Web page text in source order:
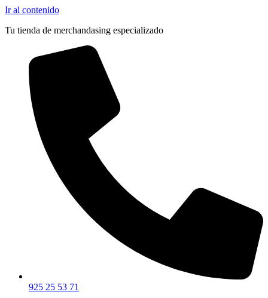
Ir al contenido
Tu tienda de merchandasing especializado
925 25 53 71